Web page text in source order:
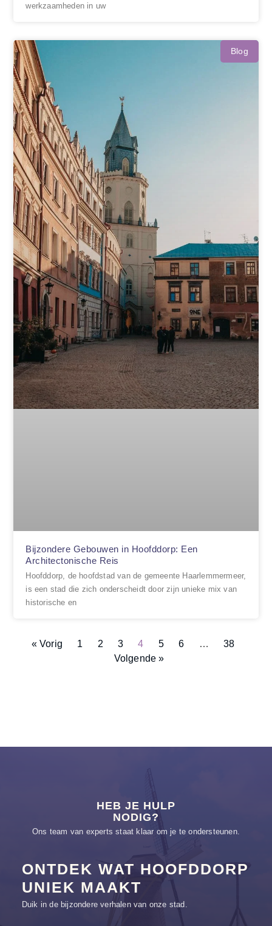
werkzaamheden in uw
Blog
Bijzondere Gebouwen in Hoofddorp: Een
Architectonische Reis
Hoofddorp, de hoofdstad van de gemeente Haarlemmermeer,
is een stad die zich onderscheidt door zijn unieke mix van
historische en
« Vorig 1 2 3 4 5 6 …
38
Volgende »
HEB JE HULP
NODIG?
Ons team van experts staat klaar om je te ondersteunen.
ONTDEK WAT HOOFDDORP
UNIEK MAAKT
Duik in de bijzondere verhalen van onze stad.